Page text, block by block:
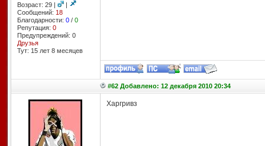
Возраст: 29 |
|
Сообщений: 18
Благодарности: 0/ 0
Репутация: 0
Предупреждений: 0
Друзья
Тут: 15 лет 8 месяцев
#62 Добавлено: 12 декабря 2010 20:34
Харгривз